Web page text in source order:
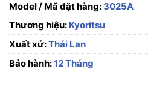
Model / Mã đặt hàng: 3025A
Thương hiệu: Kyoritsu
Xuất xứ:Thái Lan
Bảo hành:12 Tháng